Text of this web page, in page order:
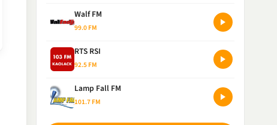
Walf FM
99.0 FM
RTS RSI
92.5 FM
Lamp Fall FM
101.7 FM